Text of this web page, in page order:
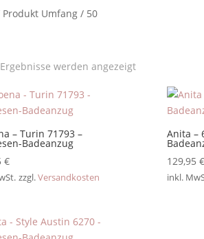
Produkt Umfang / 50
werden angezeigt
– Turin 71793 –
Badeanzug
€
zzgl.Versandkosten
Anita –
129,95 €
inkl.